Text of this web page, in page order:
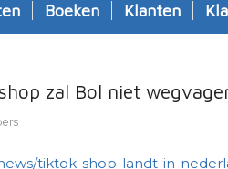
Boeken Klanten
zal Bol niet
tiktok-shop-landt-in-